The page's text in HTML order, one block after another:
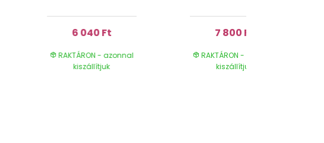
6 040 Ft
RAKTÁRON - azonnal
kiszállítjuk
7 800 Ft
RAKTÁRON - azonnal
kiszállítjuk